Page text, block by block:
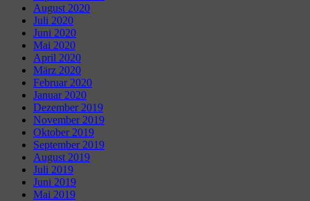
August 2020
Juli 2020
Juni 2020
Mai 2020
April 2020
März 2020
Februar 2020
Januar 2020
Dezember 2019
November 2019
Oktober 2019
September 2019
August 2019
Juli 2019
Juni 2019
Mai 2019